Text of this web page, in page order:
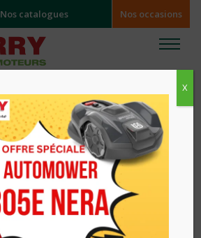
Nos catalogues Nos occasions
/ Gant bucheron Forest
X